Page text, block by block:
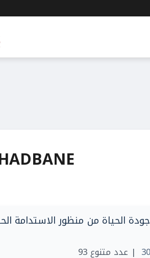
الحياة من منظور الاستدامة
| عدد متنوع 93